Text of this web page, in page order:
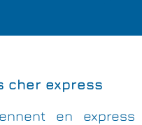
cher express
en express